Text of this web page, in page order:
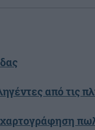
από τις